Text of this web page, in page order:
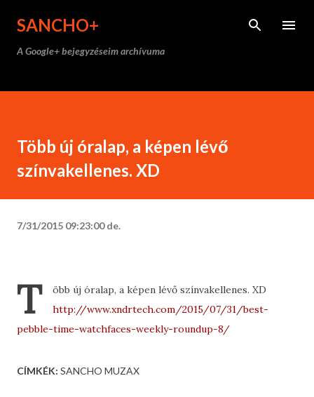
SANCHO+
A Google+ bejegyzéseim archívuma
Több új óralap, a képen lévő
színvakellenes. XD
7/31/2015 09:23:00 de.
T
öbb új óralap, a képen lévő színvakellenes. XD
http://www.xndrtech.com/2015/07/31/best-
pebble-time-watchfaces-weekly-roundup-8/
CÍMKÉK: SANCHO MUZAX